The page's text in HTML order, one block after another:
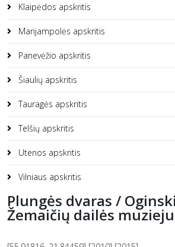
Klaipėdos apskritis
Marijampolės apskritis
Panevėžio apskritis
Šiaulių apskritis
Tauragės apskritis
Telšių apskritis
Utenos apskritis
Vilniaus apskritis
Plungės dvaras /
Žemaičių dailės